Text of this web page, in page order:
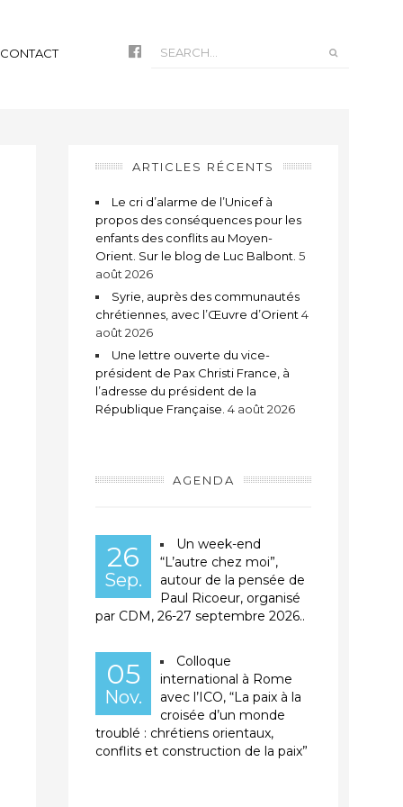
CONTACT
ARTICLES RÉCENTS
Le cri d’alarme de l’Unicef à
propos des conséquences pour les
enfants des conflits au Moyen-
Orient. Sur le blog de Luc Balbont. 5
août 2026
Syrie, auprès des communautés
chrétiennes, avec l’Œuvre d’Orient 4
août 2026
Une lettre ouverte du vice-
président de Pax Christi France, à
l’adresse du président de la
République Française. 4 août 2026
AGENDA
26
Sep.
Un week-end
“L’autre chez moi”,
autour de la pensée de
Paul Ricoeur, organisé
par CDM, 26-27 septembre 2026..
05
Nov.
Colloque
international à Rome
avec l’ICO, “La paix à la
croisée d’un monde
troublé : chrétiens orientaux,
conflits et construction de la paix”